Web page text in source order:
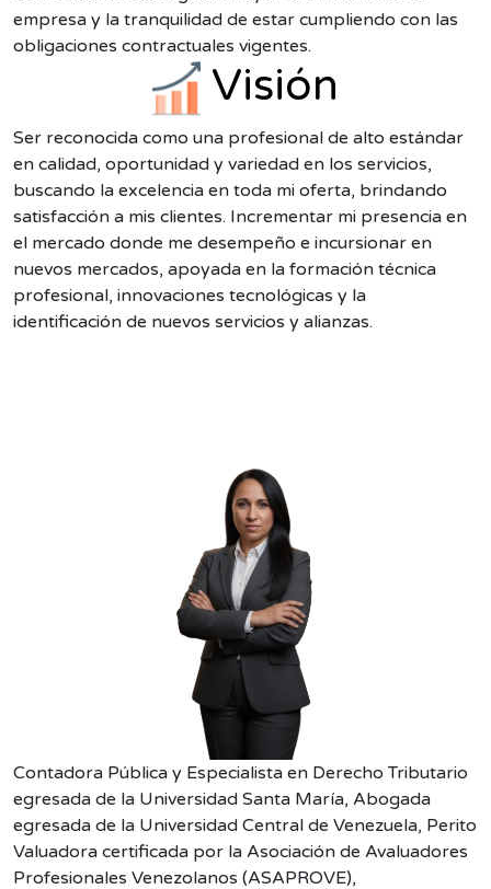
empresa y la tranquilidad de estar cumpliendo con las
obligaciones contractuales vigentes.
Visión
Ser reconocida como una profesional de alto estándar
en calidad, oportunidad y variedad en los servicios,
buscando la excelencia en toda mi oferta, brindando
satisfacción a mis clientes. Incrementar mi presencia en
el mercado donde me desempeño e incursionar en
nuevos mercados, apoyada en la formación técnica
profesional, innovaciones tecnológicas y la
identificación de nuevos servicios y alianzas.
Contadora Pública y Especialista en Derecho Tributario
egresada de la Universidad Santa María, Abogada
egresada de la Universidad Central de Venezuela, Perito
Valuadora certificada por la Asociación de Avaluadores
Profesionales Venezolanos (ASAPROVE),